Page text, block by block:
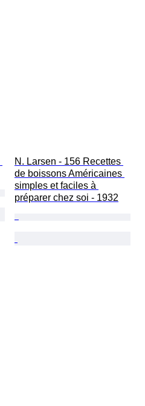
N. Larsen - 156 Recettes
de boissons Américaines
simples et faciles à
préparer chez soi - 1932